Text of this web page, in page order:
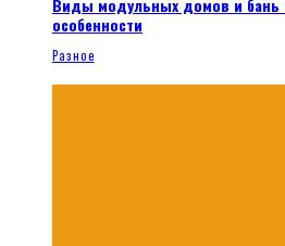
Виды модульных домов и бань
особенности
Разное